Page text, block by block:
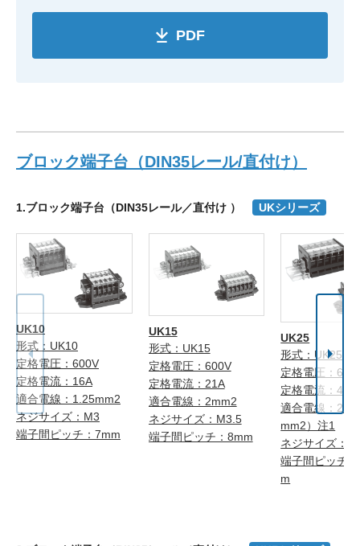
PDF
ブロック端子台（DIN35レール/直付け）
1.ブロック端子台（DIN35レール／直付け ） UKシリーズ
UK10
形式：UK10
定格電圧：600V
定格電流：16A
適合電線：1.25mm2
ネジサイズ：M3
端子間ピッチ：7mm
UK15
形式：UK15
定格電圧：600V
定格電流：21A
適合電線：2mm2
ネジサイズ：M3.5
端子間ピッチ：8mm
UK25
形式：UK25
定格電圧：
定格電流：40A
適合電線：
mm2）注1
ネジサイズ：
端子間ピッチ
m